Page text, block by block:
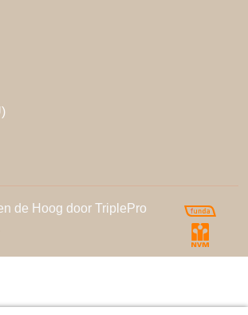
de Hoog door TriplePro